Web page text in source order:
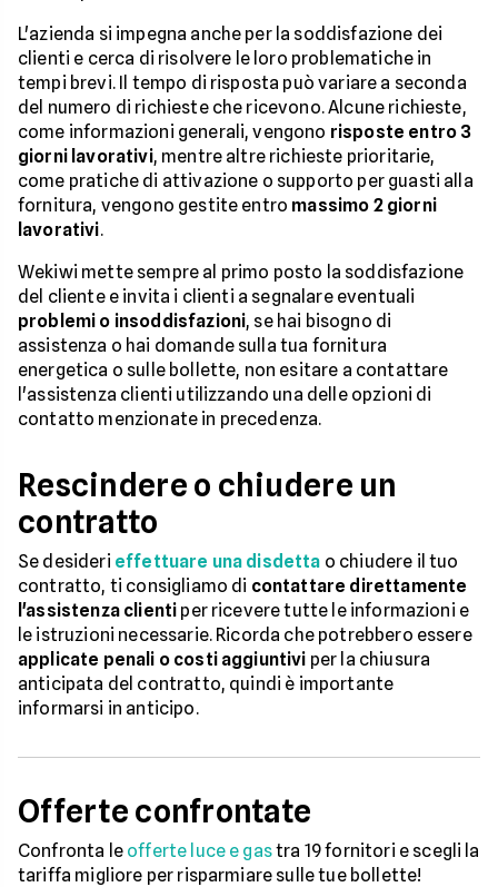
L'azienda si impegna anche per la soddisfazione dei
clienti e cerca di risolvere le loro problematiche in
tempi brevi. Il tempo di risposta può variare a seconda
del numero di richieste che ricevono. Alcune richieste,
come informazioni generali, vengono risposte entro 3
giorni lavorativi, mentre altre richieste prioritarie,
come pratiche di attivazione o supporto per guasti alla
fornitura, vengono gestite entro massimo 2 giorni
lavorativi.
Wekiwi mette sempre al primo posto la soddisfazione
del cliente e invita i clienti a segnalare eventuali
problemi o insoddisfazioni, se hai bisogno di
assistenza o hai domande sulla tua fornitura
energetica o sulle bollette, non esitare a contattare
l'assistenza clienti utilizzando una delle opzioni di
contatto menzionate in precedenza.
Rescindere o chiudere un
contratto
Se desideri effettuare una disdetta o chiudere il tuo
contratto, ti consigliamo di contattare direttamente
l'assistenza clienti per ricevere tutte le informazioni e
le istruzioni necessarie. Ricorda che potrebbero essere
applicate penali o costi aggiuntivi per la chiusura
anticipata del contratto, quindi è importante
informarsi in anticipo.
Offerte confrontate
Confronta le offerte luce e gastra 19 fornitori e scegli la
tariffa migliore per risparmiare sulle tue bollette!